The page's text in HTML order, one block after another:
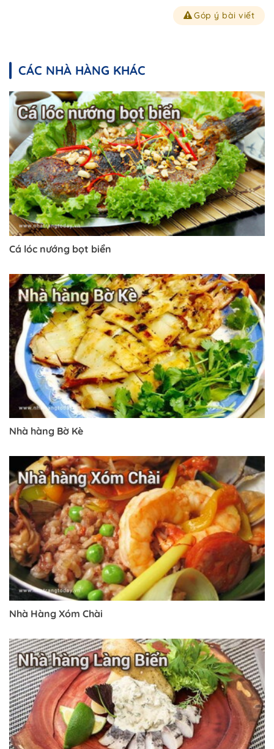
Góp ý bài viết
CÁC NHÀ HÀNG KHÁC
Cá lóc nướng bọt biển
Nhà hàng Bờ Kè
Nhà Hàng Xóm Chài